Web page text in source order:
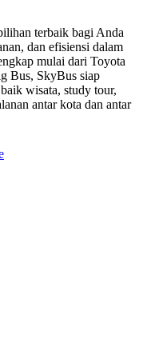
terbaik bagi Anda
dan efisiensi dalam
mulai dari Toyota
Bus, SkyBus siap
wisata, study tour,
antar kota dan antar